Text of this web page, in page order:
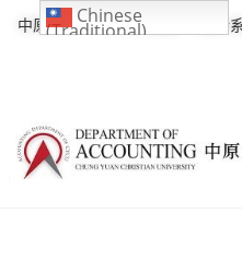
中原大學｜學校行事曆 會計
Chinese
(Traditional)